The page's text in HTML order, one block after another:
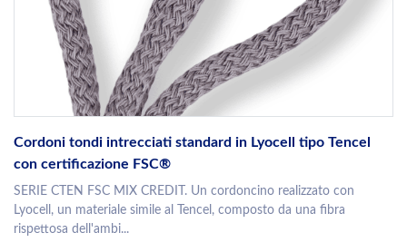
Cordoni tondi intrecciati standard in Lyocell tipo Tencel
con certificazione FSC®
SERIE CTEN FSC MIX CREDIT. Un cordoncino realizzato con
Lyocell, un materiale simile al Tencel, composto da una fibra
rispettosa dell'ambi...